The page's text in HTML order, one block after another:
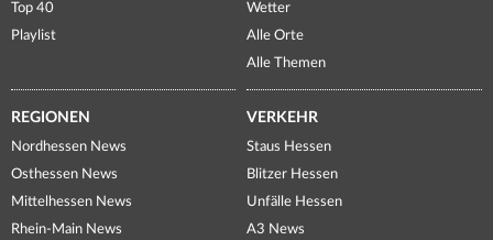
Top 40
Playlist
Wetter
Alle Orte
Alle Themen
REGIONEN
Nordhessen News
Osthessen News
Mittelhessen News
Rhein-Main News
VERKEHR
Staus Hessen
Blitzer Hessen
Unfälle Hessen
A3 News